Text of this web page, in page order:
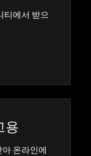
티에서 받으
용
온라인에